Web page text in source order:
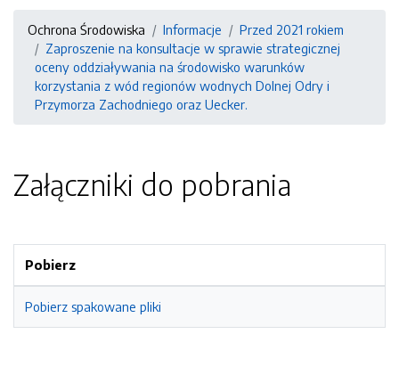
Ochrona Środowiska Informacje
Przed 2021 rokiem
Zaproszenie na konsultacje w sprawie strategicznej
oceny oddziaływania na środowisko warunków
korzystania z wód regionów wodnych Dolnej Odry i
Przymorza Zachodniego oraz Uecker.
Załączniki do pobrania
Pobierz
Pobierz spakowane pliki